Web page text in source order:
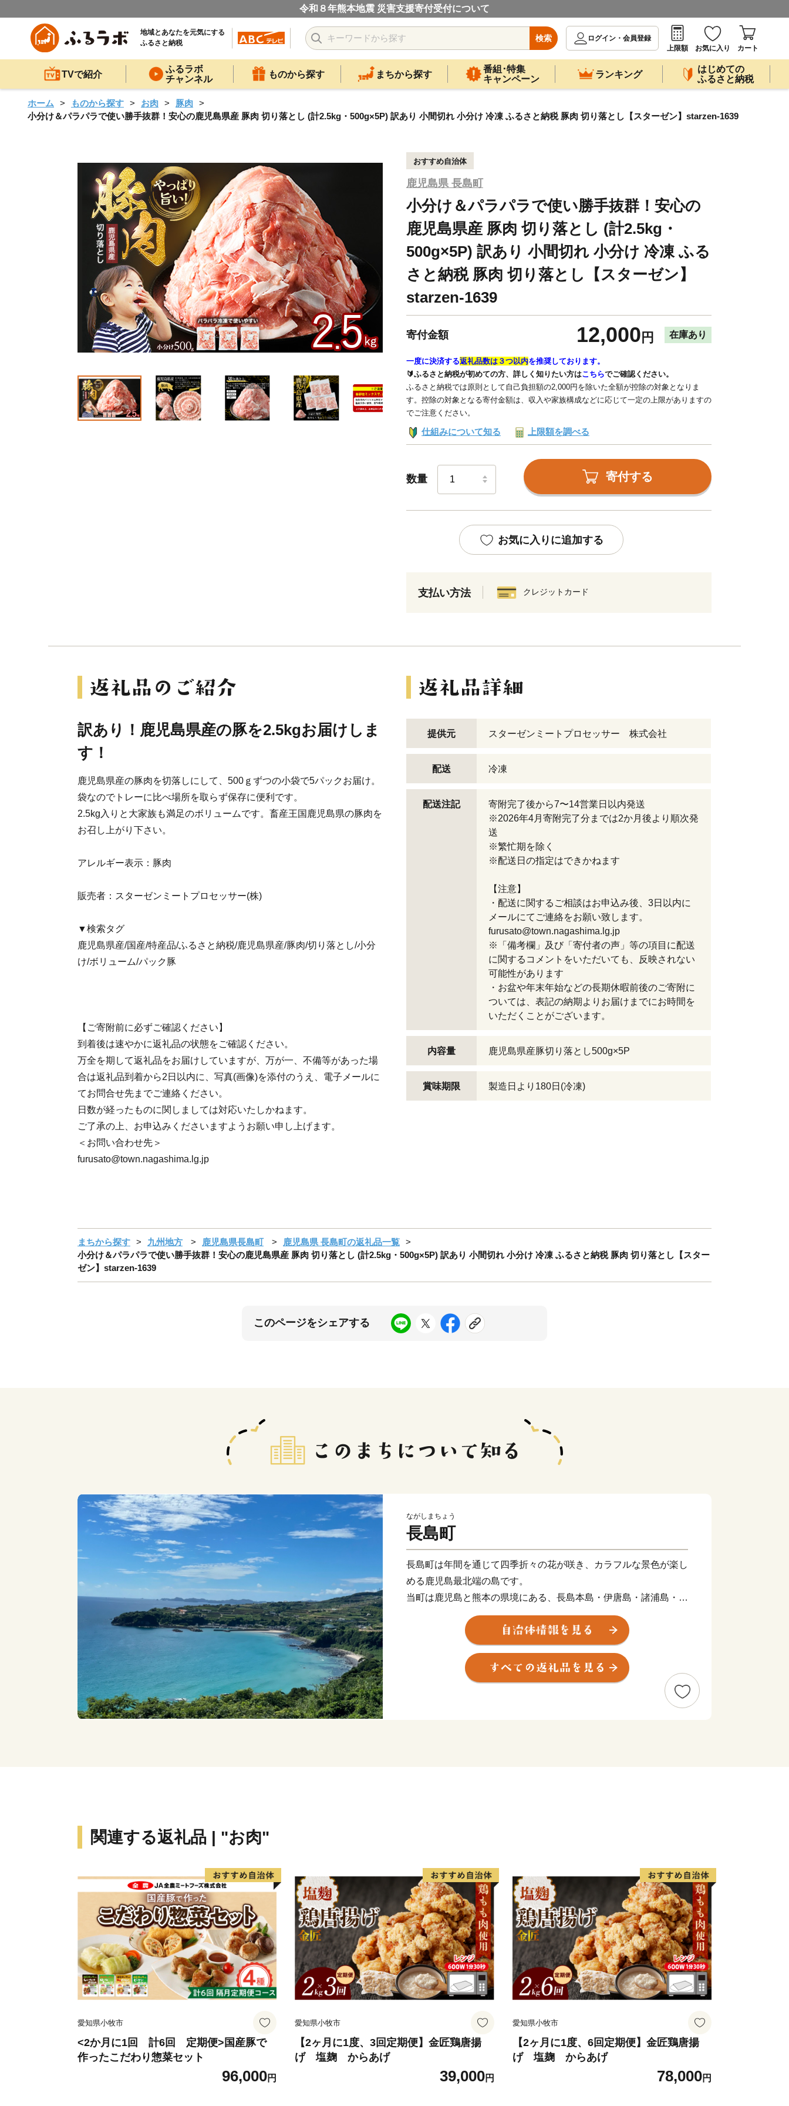
令和８年熊本地震 災害支援寄付受付について
地域とあなたを元気にする
ふるさと納税
検索
ログイン・会員登録
上限額
お気に入り カート
TVで紹介
ふるラボ
チャンネル
ものから探す まちから探す
番組･特集
キャンペーン
ランキング
はじめての
ふるさと納税
ホーム ものから探す お肉
豚肉
小分け＆パラパラで使い勝手抜群！安心の鹿児島県産 豚肉 切り落とし (計2.5kg・500g×5P) 訳あり 小間切れ 小分け 冷凍 ふるさと納税 豚肉 切り落とし【スターゼン】starzen-1639
おすすめ自治体
鹿児島県 長島町
小分け＆パラパラで使い勝手抜群！安心の
鹿児島県産 豚肉 切り落とし (計2.5kg・
500g×5P) 訳あり 小間切れ 小分け 冷凍 ふる
さと納税 豚肉 切り落とし【スターゼン】
starzen-1639
寄付金額 12,000 円 在庫あり
一度に決済する返礼品数は３つ以内を推奨しております。
🔰ふるさと納税が初めての方、詳しく知りたい方はこちらでご確認ください。
ふるさと納税では原則として自己負担額の2,000円を除いた全額が控除の対象となりま
す。控除の対象となる寄付金額は、収入や家族構成などに応じて一定の上限がありますの
でご注意ください。
仕組みについて知る 上限額を調べる
数量 寄付する
お気に入りに追加する
支払い方法 クレジットカード
訳あり！鹿児島県産の豚を2.5kgお届けしま
す！
鹿児島県産の豚肉を切落しにして、500ｇずつの小袋で5パックお届け。
袋なのでトレーに比べ場所を取らず保存に便利です。
2.5kg入りと大家族も満足のボリュームです。畜産王国鹿児島県の豚肉を
お召し上がり下さい。
アレルギー表示：豚肉
販売者：スターゼンミートプロセッサー(株)
▼検索タグ
鹿児島県産/国産/特産品/ふるさと納税/鹿児島県産/豚肉/切り落とし/小分
け/ボリューム/パック豚
【ご寄附前に必ずご確認ください】
到着後は速やかに返礼品の状態をご確認ください。
万全を期して返礼品をお届けしていますが、万が一、不備等があった場
合は返礼品到着から2日以内に、写真(画像)を添付のうえ、電子メールに
てお問合せ先までご連絡ください。
日数が経ったものに関しましては対応いたしかねます。
ご了承の上、お申込みくださいますようお願い申し上げます。
＜お問い合わせ先＞
furusato@town.nagashima.lg.jp
提供元 スターゼンミートプロセッサー 株式会社
配送 冷凍
配送注記
寄附完了後から7〜14営業日以内発送
※2026年4月寄附完了分までは2か月後より順次発
送
※繁忙期を除く
※配送日の指定はできかねます
【注意】
・配送に関するご相談はお申込み後、3日以内に
メールにてご連絡をお願い致します。
furusato@town.nagashima.lg.jp
※「備考欄」及び「寄付者の声」等の項目に配送
に関するコメントをいただいても、反映されない
可能性があります
・お盆や年末年始などの長期休暇前後のご寄附に
ついては、表記の納期よりお届けまでにお時間を
いただくことがございます。
内容量 鹿児島県産豚切り落とし500g×5P
賞味期限 製造日より180日(冷凍)
まちから探す 九州地方 鹿児島県長島町
鹿児島県 長島町の返礼品一覧
小分け＆パラパラで使い勝手抜群！安心の鹿児島県産 豚肉 切り落とし (計2.5kg・500g×5P) 訳あり 小間切れ 小分け 冷凍 ふるさと納税 豚肉 切り落とし【スター
ゼン】starzen-1639
このページをシェアする
ながしまちょう
長島町
長島町は年間を通じて四季折々の花が咲き、カラフルな景色が楽し
める鹿児島最北端の島です。
当町は鹿児島と熊本の県境にある、長島本島・伊唐島・諸浦島・獅
子島の4つの有人島のほか、大小23の島々から構成されておりま
地理的な特徴もあり、鹿児島弁と天草弁・熊本弁が折り重なったイ
ントネーションはユニークな印象を与え、懐かしさや親しみやすさ
を感じさせます。
また、産業は一次産業が中心でしたが、特に昭和49年に九州本島
関連する返礼品 | "お肉"
愛知県小牧市
<2か月に1回 計6回 定期便>国産豚で
作ったこだわり惣菜セット
96,000円
愛知県小牧市
【2ヶ月に1度、3回定期便】金匠鶏唐揚
げ 塩麹 からあげ
39,000円
愛知県小牧市
【2ヶ月に1度、6回定期便】金匠鶏唐揚
げ 塩麹 からあげ
78,000円